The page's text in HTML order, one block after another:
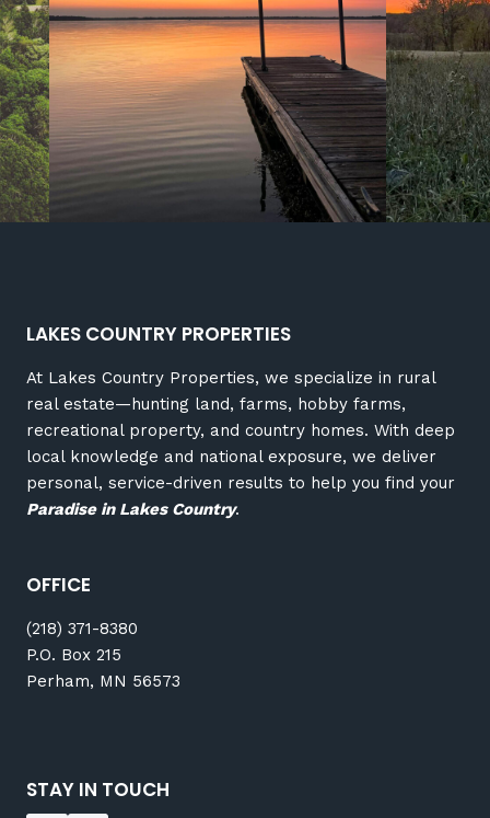
LAKES COUNTRY PROPERTIES
At Lakes Country Properties, we specialize in rural
real estate—hunting land, farms, hobby farms,
recreational property, and country homes. With deep
local knowledge and national exposure, we deliver
personal, service-driven results to help you find your
Paradise in Lakes Country.
OFFICE
(218) 371-8380
P.O. Box 215
Perham, MN 56573
STAY IN TOUCH